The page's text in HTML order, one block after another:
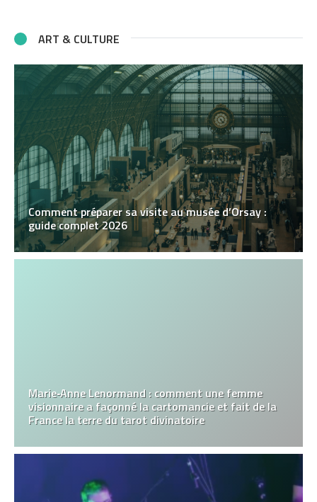
ART & CULTURE
Comment préparer sa visite au musée d’Orsay :
guide complet 2026
Marie‑Anne Lenormand : comment une femme
visionnaire a façonné la cartomancie et fait de la
France la terre du tarot divinatoire